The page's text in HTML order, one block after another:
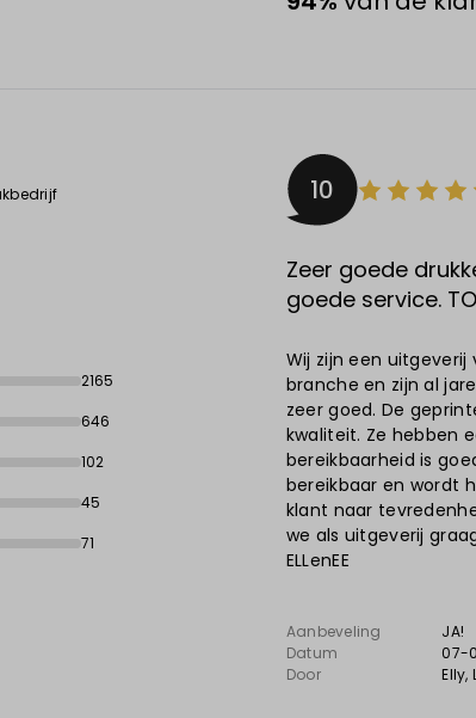
2165
646
102
45
71
10
Zeer goede
goede service.
Wij zijn een
branche en zijn al
zeer goed. De
kwaliteit. Ze hebben
bereikbaarheid is
bereikbaar en wordt
klant naar
we als uitgeverij
ELLenEE
Aanbeveling
JA!
Datum
07-
Door
Elly,